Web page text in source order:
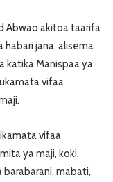
Abwao akitoa taarifa
habari jana, alisema
katika Manispaa ya
vifaa
vifaa
ya maji, koki,
mabati,